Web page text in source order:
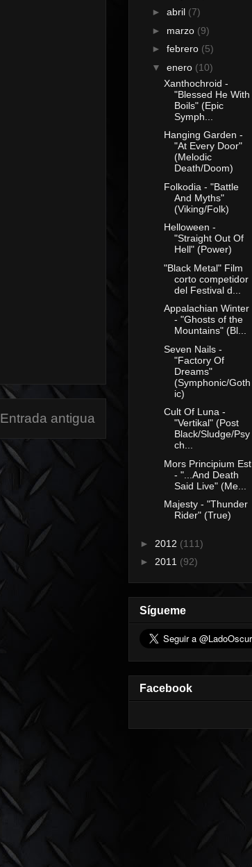
Entrada antigua
► abril (7)
► marzo (9)
► febrero (5)
▼ enero (10)
Xanthochroid -
"Blessed He With
Boils" (Epic
Symph...
Hanging Garden -
"At Every Door"
(Melodic
Death/Doom)
Folkodia - "Battle
And Myths"
(Viking/Folk)
Helloween -
"Straight Out Of
Hell" (Power)
"Black Metal" Film
corto competidor
del Festival d...
Appalachian Winter
- "Ghosts of the
Mountains" (Bl...
Seven Nails -
"Factory Of
Dreams"
(Symphonic/Goth
ic)
Cult Of Luna -
"Vertikal" (Post
Black/Sludge/Psy
ch...
Mors Principium Est
- "...And Death
Said Live" (Me...
Majesty - "Thunder
Rider" (True)
► 2012 (111)
► 2011 (92)
Sígueme
Facebook